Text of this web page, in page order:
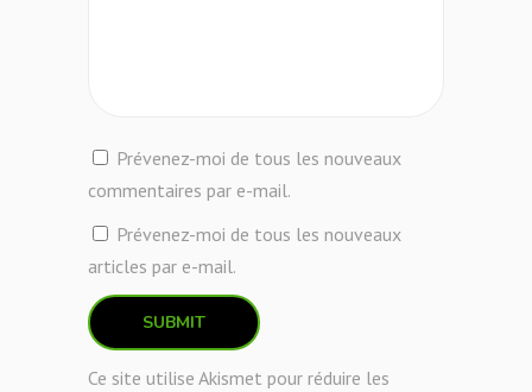
Prévenez-moi de tous les nouveaux
commentaires par e-mail.
Prévenez-moi de tous les nouveaux
articles par e-mail.
Ce site utilise Akismet pour réduire les